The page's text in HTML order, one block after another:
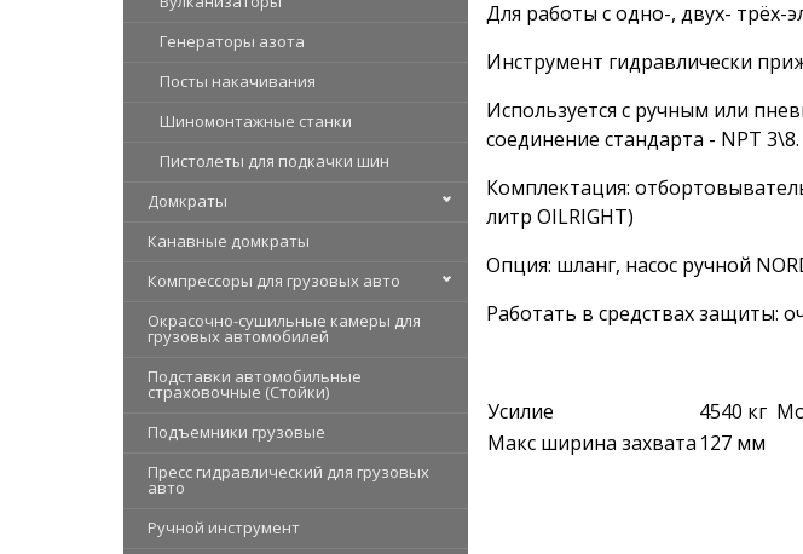
Генераторы азота
Посты накачивания
Шиномонтажные станки
Пистолеты для подкачки шин
Домкраты
Канавные домкраты
Компрессоры для грузовых авто
Окрасочно-сушильные камеры для
грузовых автомобилей
Подставки автомобильные
страховочные (Стойки)
Подъемники грузовые
Пресс гидравлический для грузовых
авто
Ручной инструмент
Для работы с одно-, двух- трёх-
Инструмент гидравлически
Используется с ручным или
соединение стандарта - NPT 3\8.
Комплектация:
литр OILRIGHT)
Опция: шланг, насос ручной
Работать в средствах защиты:
Усилие 4540 кг
Макс ширина захвата 127 мм